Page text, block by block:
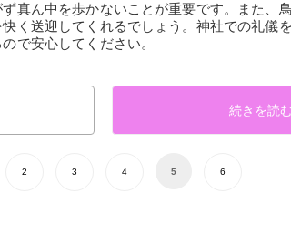
真ん中を歩かないことが重要です。また、
く送迎してくれるでしょう。神社での礼儀
で安心してください。
続きを読む
2 3 4 5 6